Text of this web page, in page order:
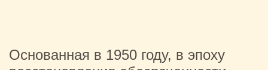
Основанная в 1950 году, в эпоху